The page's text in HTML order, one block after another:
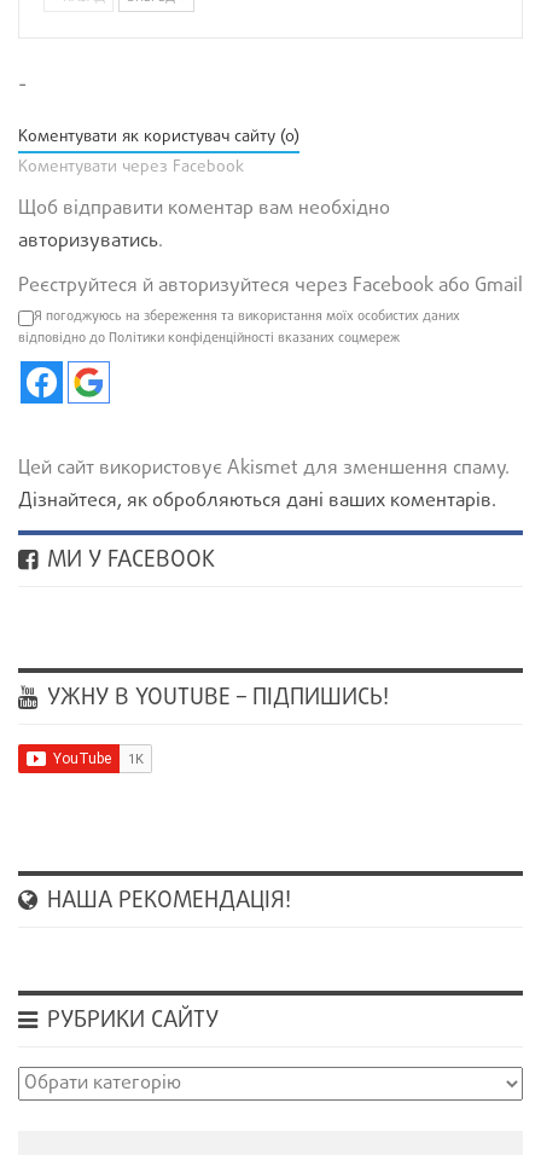
-
Коментувати як користувач сайту (0)
Коментувати через Facebook
Щоб відправити коментар вам необхідно
авторизуватись.
Реєструйтеся й авторизуйтеся через Facebook або Gmail
Я погоджуюсь на збереження та використання моїх особистих даних
відповідно до Політики конфіденційності вказаних соцмереж
Цей сайт використовує Akismet для зменшення спаму.
Дізнайтеся, як обробляються дані ваших коментарів.
МИ У FACEBOOK
УЖНУ В YOUTUBE – ПІДПИШИСЬ!
НАША РЕКОМЕНДАЦІЯ!
РУБРИКИ САЙТУ
Рубрики